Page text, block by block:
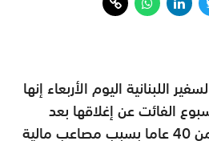
اللبنانية اليوم الأربعاء إنها
الفائت عن إغلاقها بعد
صدورها على مدى أكثر من 40 عاما بسبب مصاعب مالية